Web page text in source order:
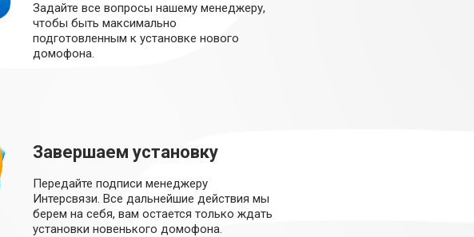
Задайте все вопросы нашему менеджеру,
чтобы быть максимально
подготовленным к установке нового
домофона.
Завершаем установку
Передайте подписи менеджеру
Интерсвязи. Все дальнейшие действия мы
берем на себя, вам остается только ждать
установки новенького домофона.